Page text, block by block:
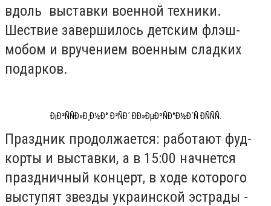
вдоль выставки военной техники.
Шествие завершилось детским флэш-
мобом и вручением военным сладких
подарков.
Ð¡Ð²ÑÑÐ»Ð¸Ð½Ð° Ð²ÑÐ´ ÐÐ»ÐµÐºÑÐ°Ð½Ð´Ñ ÐÑÑÑ.
Праздник продолжается: работают фуд-
корты и выставки, а в 15:00 начнется
праздничный концерт, в ходе которого
выступят звезды украинской эстрады -